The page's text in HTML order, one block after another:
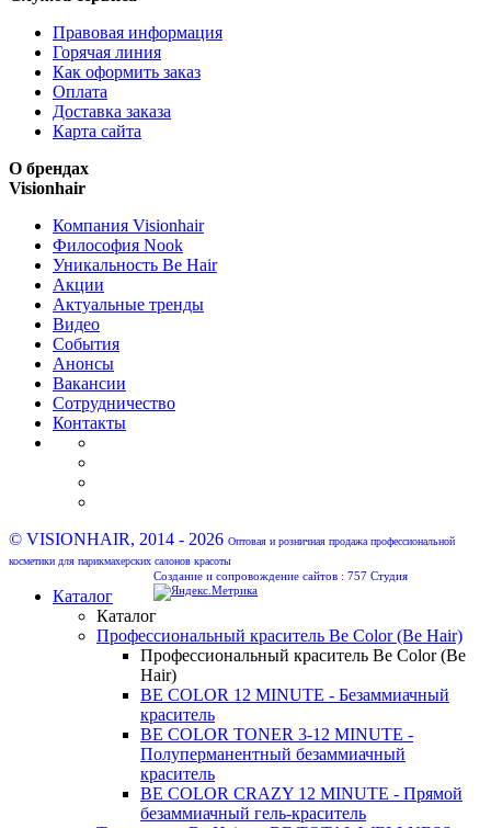
Правовая информация
Горячая линия
Как оформить заказ
Оплата
Доставка заказа
Карта сайта
О брендах
Visionhair
Компания Visionhair
Философия Nook
Уникальность Be Hair
Акции
Актуальные тренды
Видео
События
Анонсы
Вакансии
Сотрудничество
Контакты
© VISIONHAIR, 2014 - 2026 Оптовая и розничная продажа профессиональной
косметики для парикмахерских салонов красоты
Создание и сопровождение сайтов : 757 Студия
Каталог
Каталог
Профессиональный краситель Be Color (Be Hair)
Профессиональный краситель Be Color (Be
Hair)
BE COLOR 12 MINUTE - Безаммиачный
краситель
BE COLOR TONER 3-12 MINUTE -
Полуперманентный безаммиачный
краситель
BE COLOR CRAZY 12 MINUTE - Прямой
безаммиачный гель-краситель